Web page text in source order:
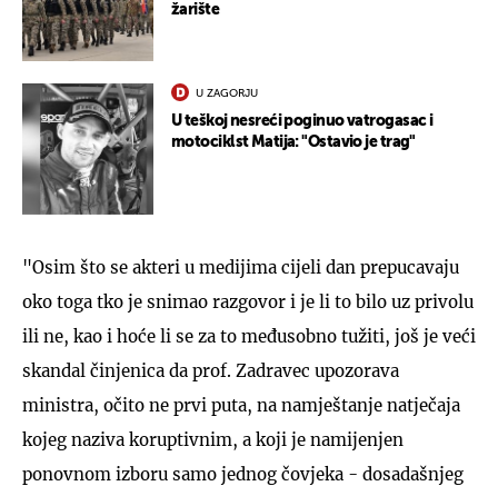
žarište
U ZAGORJU
U teškoj nesreći poginuo vatrogasac i
motociklst Matija: "Ostavio je trag"
"Osim što se akteri u medijima cijeli dan prepucavaju
oko toga tko je snimao razgovor i je li to bilo uz privolu
ili ne, kao i hoće li se za to međusobno tužiti, još je veći
skandal činjenica da prof. Zadravec upozorava
ministra, očito ne prvi puta, na namještanje natječaja
kojeg naziva koruptivnim, a koji je namijenjen
ponovnom izboru samo jednog čovjeka - dosadašnjeg